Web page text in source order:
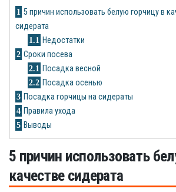
Замиокулькас
Петуния
Рецепты
О сайте
1 5 причин использовать белую горчицу в
сидерата
1.1 Недостатки
2 Сроки посева
2.1 Посадка весной
2.2 Посадка осенью
3 Посадка горчицы на сидераты
4 Правила ухода
5 Выводы
5 причин использовать
качестве сидерата